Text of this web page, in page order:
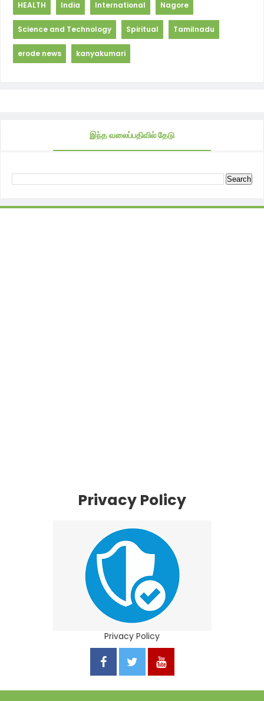
HEALTH India International Nagore
Science and Technology Spiritual Tamilnadu
erode news kanyakumari
இந்த வலைப்பதிவில் தேடு
Privacy Policy
Privacy Policy